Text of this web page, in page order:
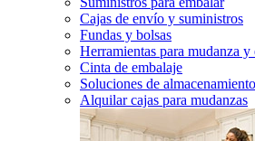
Cajas de envío y suministros
Fundas y bolsas
Herramientas para mudanza y
Cinta de embalaje
Soluciones de almacenamiento
Alquilar cajas para mudanzas